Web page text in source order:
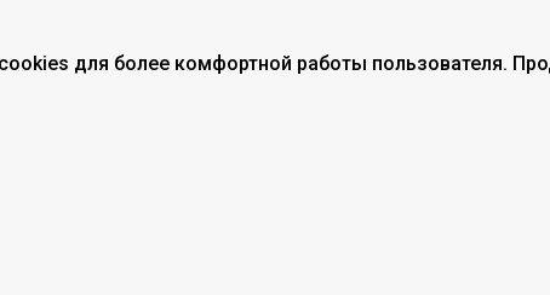
для более комфортной работы пользователя.